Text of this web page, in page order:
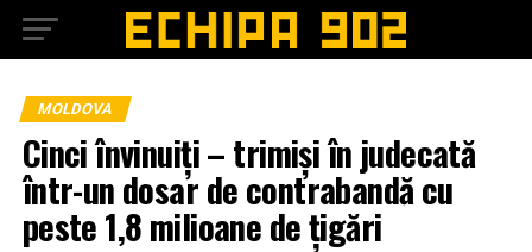
MOLDOVA
Cinci învinuiți – trimiși în judecată
într-un dosar de contrabandă cu
peste 1,8 milioane de țigări